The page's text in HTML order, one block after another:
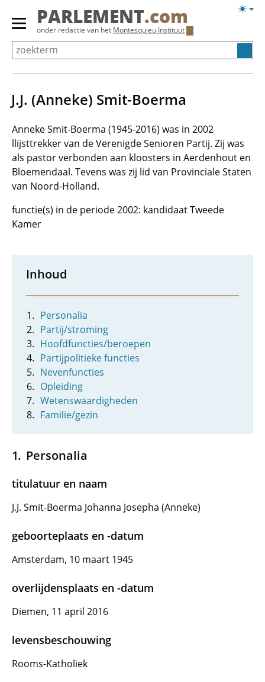
Overslaan
Primair
menu
tonen/verbergen
PARLEMENT.com
onder redactie van het Montesquieu Instituut
J.J. (Anneke) Smit-Boerma
Anneke Smit-Boerma (1945-2016) was in 2002
llijsttrekker van de Verenigde Senioren Partij. Zij was
als pastor verbonden aan kloosters in Aerdenhout en
Bloemendaal. Tevens was zij lid van Provinciale Staten
van Noord-Holland.
functie(s) in de periode 2002: kandidaat Tweede
Kamer
Inhoud
Personalia
Partij/stroming
Hoofdfuncties/beroepen
Partijpolitieke functies
Nevenfuncties
Opleiding
Wetenswaardigheden
Familie/gezin
Personalia
titulatuur en naam
J.J. Smit-Boerma Johanna Josepha (Anneke)
geboorteplaats en -datum
Amsterdam, 10 maart 1945
overlijdensplaats en -datum
Diemen, 11 april 2016
levensbeschouwing
Rooms-Katholiek